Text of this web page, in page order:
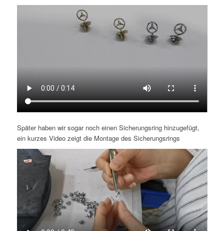
Später haben wir sogar noch einen Sicherungsring hinzugefügt,
ein kurzes Video zeigt die Montage des Sicherungsrings